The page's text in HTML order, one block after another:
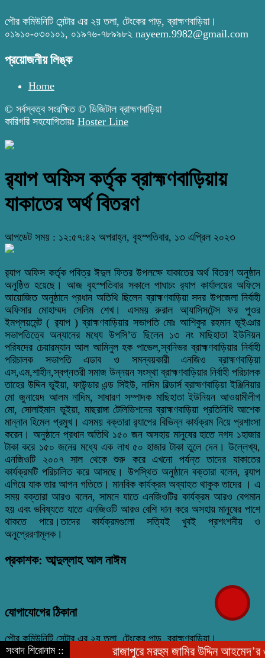
পৌর কমিউনিটি সেন্টার এর ২য় তলা, টেংকের পাড়, ব্রাহ্মণবাড়িয়া।
০১৯১০-০৩০১০১, ০১৯৭৬-৭৮৯৯৮২ nayeem.9982@gmail.com
প্রয়োজনীয় লিঙ্ক
Home
© সর্বস্বত্ব সংরক্ষিত © ডিজিটাল ব্রাহ্মণবাড়িয়া
কারিগরি সহযোগিতায়ঃ Hoster Line
সংবাদ শিরোনাম :: রাজাপুরে মরহুম জামির উদ্দিন আহমেদ’র ৩১
র‍্যাপ অফিস কর্তৃক ব্রাহ্মণবাড়িয়ায়
যাকাতের অর্থ বিতরণ
আপডেট সময় : ১২:৫৭:৪২ অপরাহ্ন, বৃহস্পতিবার, ১৩ এপ্রিল ২০২৩
র‌্যাপ অফিস কর্তৃক পবিত্র ঈদুল ফিতর উপলক্ষে যাকাতের অর্থ বিতরণ অনুষ্ঠান
অনুষ্ঠিত হয়েছে। আজ বৃহস্পতিবার সকালে পাঘাচং র‌্যাপ কার্যালয়ের অফিসে
আয়োজিত অনুষ্ঠানে প্রধান অতিথি ছিলেন ব্রাহ্মণবাড়িয়া সদর উপজেলা নির্বাহী
অফিসার মোহাম্মদ সেলিম শেখ। এসময় রুরাল আ্যাসিসটেন্স ফর পুওর
ইমপ্লয়মেন্ট ( র‌্যাপ ) ব্রাহ্মণবাড়িয়ার সভাপতি মোঃ আশিকুর রহমান ভূইঞার
সভাপতিত্বে অন্যানের মধ্যে উপসি’ত ছিলেন ১৩ নং মাছিহাতা ইউনিয়ন
পরিষদের চেয়ারম্যান আল আমিনুল হক পাভেল,স্বনিভর ব্রাহ্মণবাড়িয়ার নির্বাহী
পরিচালক সভাপতি এডাব ও সমন্বয়কারী এনজিও ব্রাহ্মণবাড়িয়া
এস,এম,শাহীন,স্বপ্নতরী সমাজ উন্নয়ন সংস্থা ব্রাহ্মণবাড়িয়ার নির্বাহী পরিচালক
তাহের উদ্দিন ভুইয়া, ফাউন্ডার এন্ড সিইউ, নাদিম বিল্ডার্স ব্রাহ্মণবাড়িয়া ইঞ্জিনিয়ার
মো জুনায়েদ আলম নাদিম, সাধারণ সম্পাদক মাছিহাতা ইউনিয়ন আওয়ামীলীগ
মো, সোলাইমান ভুইয়া, মাছরাঙ্গা টেলিভিশনের ব্রাহ্মণবাড়িয়া প্রতিনিধি আশেক
মান্নান হিমেল প্রমুখ। এসময় বক্তারা র‌্যাপের বিভিন্ন কার্যক্রম নিয়ে প্রশাংসা
করেন। অনুষ্ঠানে প্রধান অতিথি ১৫০ জন অসহায় মানুষের হাতে নগদ ১হাজার
টাকা করে ১৫০ জনের মধ্যে এক লাখ ৫০ হাজার টাকা তুলে দেন। উল্লেখ্য,
এনজিওটি ২০০৭ সাল থেকে শুরু করে এখনো পর্যন্ত তাদের যাকাতের
কার্যক্রমটি পরিচালিত করে আসছে। উপস্থিত অনুষ্ঠানে বক্তারা বলেন, র‌্যাপ
এগিয়ে যাক তার আপন গতিতে। মানবিক কার্যক্রম অব্যাহত থাকুক তাদের । এ
সময় বক্তারা আরও বলেন, সামনে যাতে এনজিওটির কার্যক্রম আরও বেগমান
হয় এবং ভবিষ্যতে যাতে এনজিওটি আরও বেশি দান করে অসহায় মানুষের পাশে
থাকতে পারে।তাদের কার্যক্রমগুলো সত্যিই খুবই প্রশংশনীয় ও
অনুপ্রেরণামূলক।
প্রকাশক: আব্দুল্লাহ আল নাঈম
যোগাযোগের ঠিকানা
পৌর কমিউনিটি সেন্টার এর ২য় তলা, টেংকের পাড়, ব্রাহ্মণবাড়িয়া।
০১৯১০-০৩০১০১, ০১৯৭৬-৭৮৯৯৮২ nayeem.9982@gmail.com